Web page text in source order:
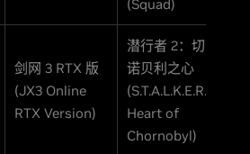
(Squad)
剑网 3 RTX 版
(JX3 Online
RTX Version)
潜行者 2：切尔
诺贝利之心
(S.T.A.L.K.E.R. 2:
Heart of
Chornobyl)